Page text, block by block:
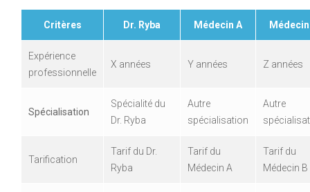
Critères Dr. Ryba Médecin A
Expérience
professionnelle
X années Y années Z années
Spécialisation
Spécialité du
Dr. Ryba
Autre
spécialisation
Autre
Tarification
Tarif du Dr.
Ryba
Tarif du
Médecin A
Tarif du
Médecin B